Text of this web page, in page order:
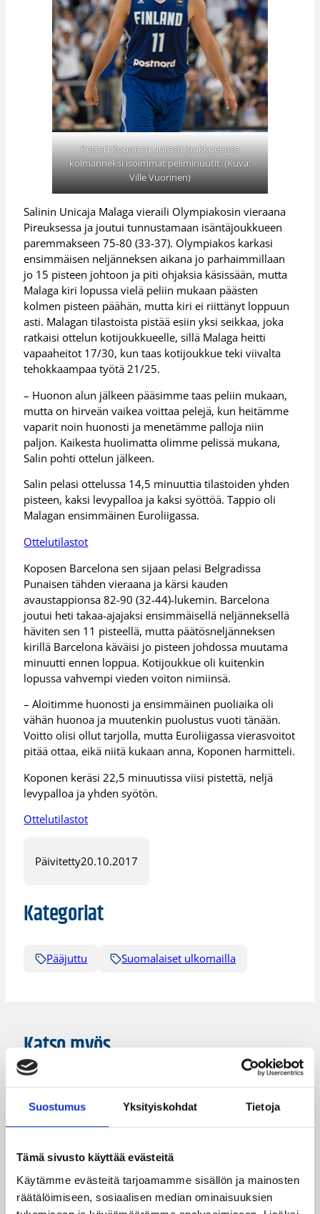
Suostumus Yksityiskohdat Tietoja
Tämä sivusto käyttää evästeitä
Käytämme evästeitä tarjoamamme sisällön ja mainosten
räätälöimiseen, sosiaalisen median ominaisuuksien
Petteri Koponen uurasti joukkueensa
kolmanneksi isoimmat peliminuutit. (Kuva:
Ville Vuorinen)
Salinin Unicaja Malaga vieraili Olympiakosin vieraana
Pireuksessa ja joutui tunnustamaan isäntäjoukkueen
paremmakseen 75-80 (33-37). Olympiakos karkasi
ensimmäisen neljänneksen aikana jo parhaimmillaan
jo 15 pisteen johtoon ja piti ohjaksia käsissään, mutta
Malaga kiri lopussa vielä peliin mukaan päästen
kolmen pisteen päähän, mutta kiri ei riittänyt loppuun
asti. Malagan tilastoista pistää esiin yksi seikkaa, joka
ratkaisi ottelun kotijoukkueelle, sillä Malaga heitti
vapaaheitot 17/30, kun taas kotijoukkue teki viivalta
tehokkaampaa työtä 21/25.
– Huonon alun jälkeen pääsimme taas peliin mukaan,
mutta on hirveän vaikea voittaa pelejä, kun heitämme
vaparit noin huonosti ja menetämme palloja niin
paljon. Kaikesta huolimatta olimme pelissä mukana,
Salin pohti ottelun jälkeen.
Salin pelasi ottelussa 14,5 minuuttia tilastoiden yhden
pisteen, kaksi levypalloa ja kaksi syöttöä. Tappio oli
Malagan ensimmäinen Euroliigassa.
Ottelutilastot
Koposen Barcelona sen sijaan pelasi Belgradissa
Punaisen tähden vieraana ja kärsi kauden
avaustappionsa 82-90 (32-44)-lukemin. Barcelona
joutui heti takaa-ajajaksi ensimmäisellä neljänneksellä
häviten sen 11 pisteellä, mutta päätösneljänneksen
kirillä Barcelona käväisi jo pisteen johdossa muutama
minuutti ennen loppua. Kotijoukkue oli kuitenkin
lopussa vahvempi vieden voiton nimiinsä.
– Aloitimme huonosti ja ensimmäinen puoliaika oli
vähän huonoa ja muutenkin puolustus vuoti tänään.
Voitto olisi ollut tarjolla, mutta Euroliigassa vierasvoitot
pitää ottaa, eikä niitä kukaan anna, Koponen harmitteli.
Koponen keräsi 22,5 minuutissa viisi pistettä, neljä
levypalloa ja yhden syötön.
Ottelutilastot
Päivitetty20.10.2017
Kategoriat
Pääjuttu Suomalaiset ulkomailla
Katso myös